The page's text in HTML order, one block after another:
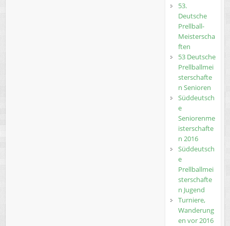
53.
Deutsche
Prellball-
Meisterscha
ften
53 Deutsche
Prellballmei
sterschafte
n Senioren
Süddeutsch
e
Seniorenme
isterschafte
n 2016
Süddeutsch
e
Prellballmei
sterschafte
n Jugend
Turniere,
Wanderung
en vor 2016